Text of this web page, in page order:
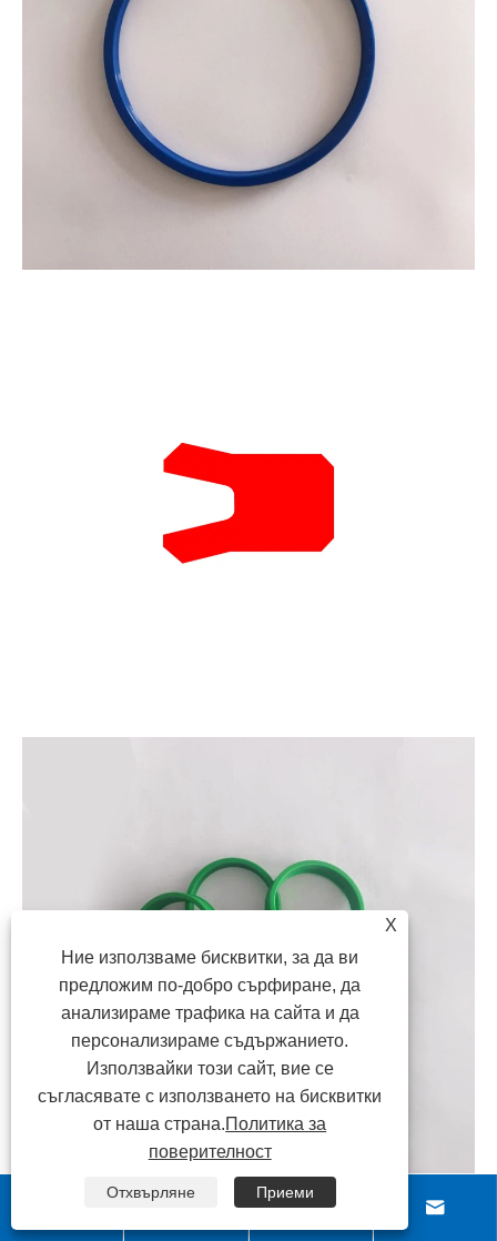
 
X
Ние използваме бисквитки, за да ви
предложим по-добро сърфиране, да
анализираме трафика на сайта и да
персонализираме съдържанието.
Използвайки този сайт, вие се
съгласявате с използването на бисквитки
от наша страна.Политика за
поверителност
Отхвърляне Приеми